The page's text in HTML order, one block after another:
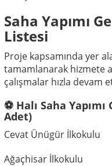
Saha Yapımı
Listesi
Proje kapsamında yer
tamamlanarak hizmete
çalışmalar hızla devam
⚽ Halı Saha
Adet)
Cevat Ünügür İlkokulu
Ağaçhisar İlkokulu